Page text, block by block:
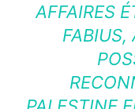
AFFAIRES
FABIUS,